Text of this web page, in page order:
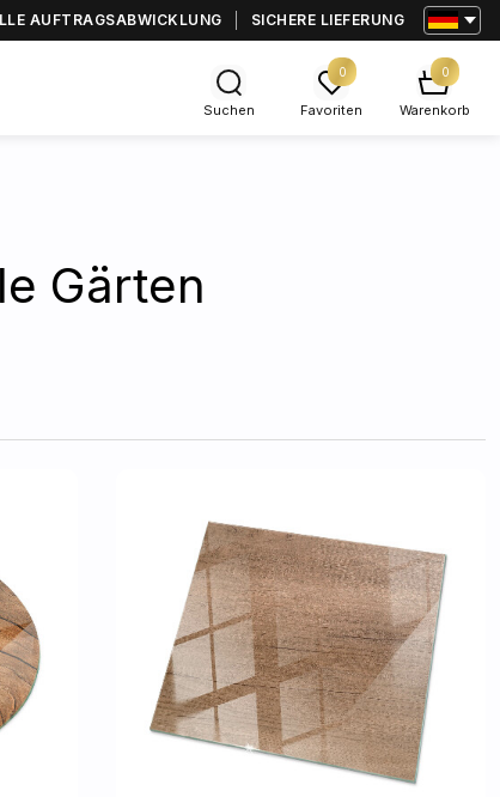
AUFTRAGSABWICKLUNG SICHERE LIEFERUNG
Suchen
0
Favoriten
0
Warenkorb
Gärten